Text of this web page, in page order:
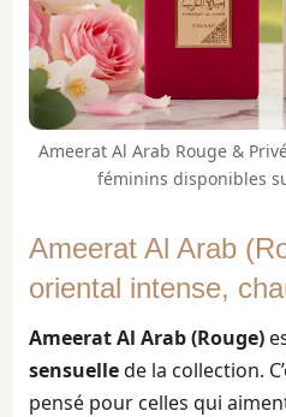
Ameerat Al Arab Rouge &
féminins disponibles
Ameerat Al Arab
oriental intense,
Ameerat Al Arab (Rouge)
sensuellede la collection.
pensé pour celles qui